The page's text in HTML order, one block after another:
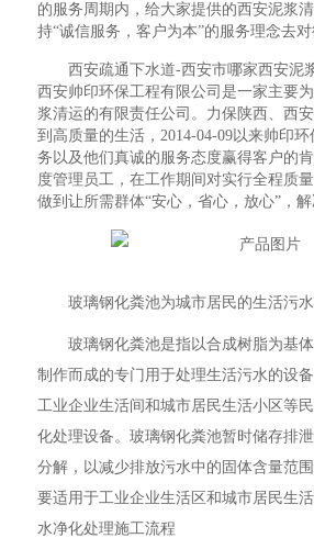
的服务周期内，给大家提供的西安泥浆
持“诚信服务，客户为本”的服务理念去对
西安疏通下水道-西安市哪家西安泥
西安帅印环保工程有限公司是一家主要
浆清运的有限责任公司。力保陕西、西
到高质量的生活，2014-04-09以来帅印
务以及他们真诚的服务态度赢得客户的
度管理员工，在工作期间对实行全程质
做到让所需群体“安心，省心，放心”，解
玻璃钢化粪池为城市居民的生活污
玻璃钢化粪池是指以合成树脂为基
制作而成的专门用于处理生活污水的设
工业企业生活间和城市居民生活小区等
化处理设备。玻璃钢化粪池暂时储存排
分解，以减少排放污水中的固体含量范
要适用于工业企业生活区和城市居民生
水净化处理施工流程